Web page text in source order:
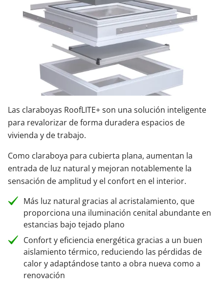
Las claraboyas RoofLITE+ son una solución inteligente
para revalorizar de forma duradera espacios de
vivienda y de trabajo.
Como claraboya para cubierta plana, aumentan la
entrada de luz natural y mejoran notablemente la
sensación de amplitud y el confort en el interior.
Más luz natural gracias al acristalamiento, que
proporciona una iluminación cenital abundante en
estancias bajo tejado plano
Confort y eficiencia energética gracias a un buen
aislamiento térmico, reduciendo las pérdidas de
calor y adaptándose tanto a obra nueva como a
renovación